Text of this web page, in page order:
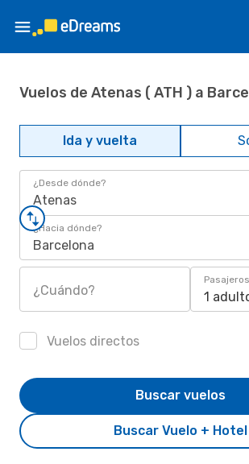
Vuelos de Atenas ( ATH ) a
Ida y vuelta
¿Desde dónde?
Atenas
¿Hacia dónde?
Barcelona
¿Cuándo?
Pasajeros
1
Vuelos directos
Buscar Vuelo + Hotel
Buscar vuelos